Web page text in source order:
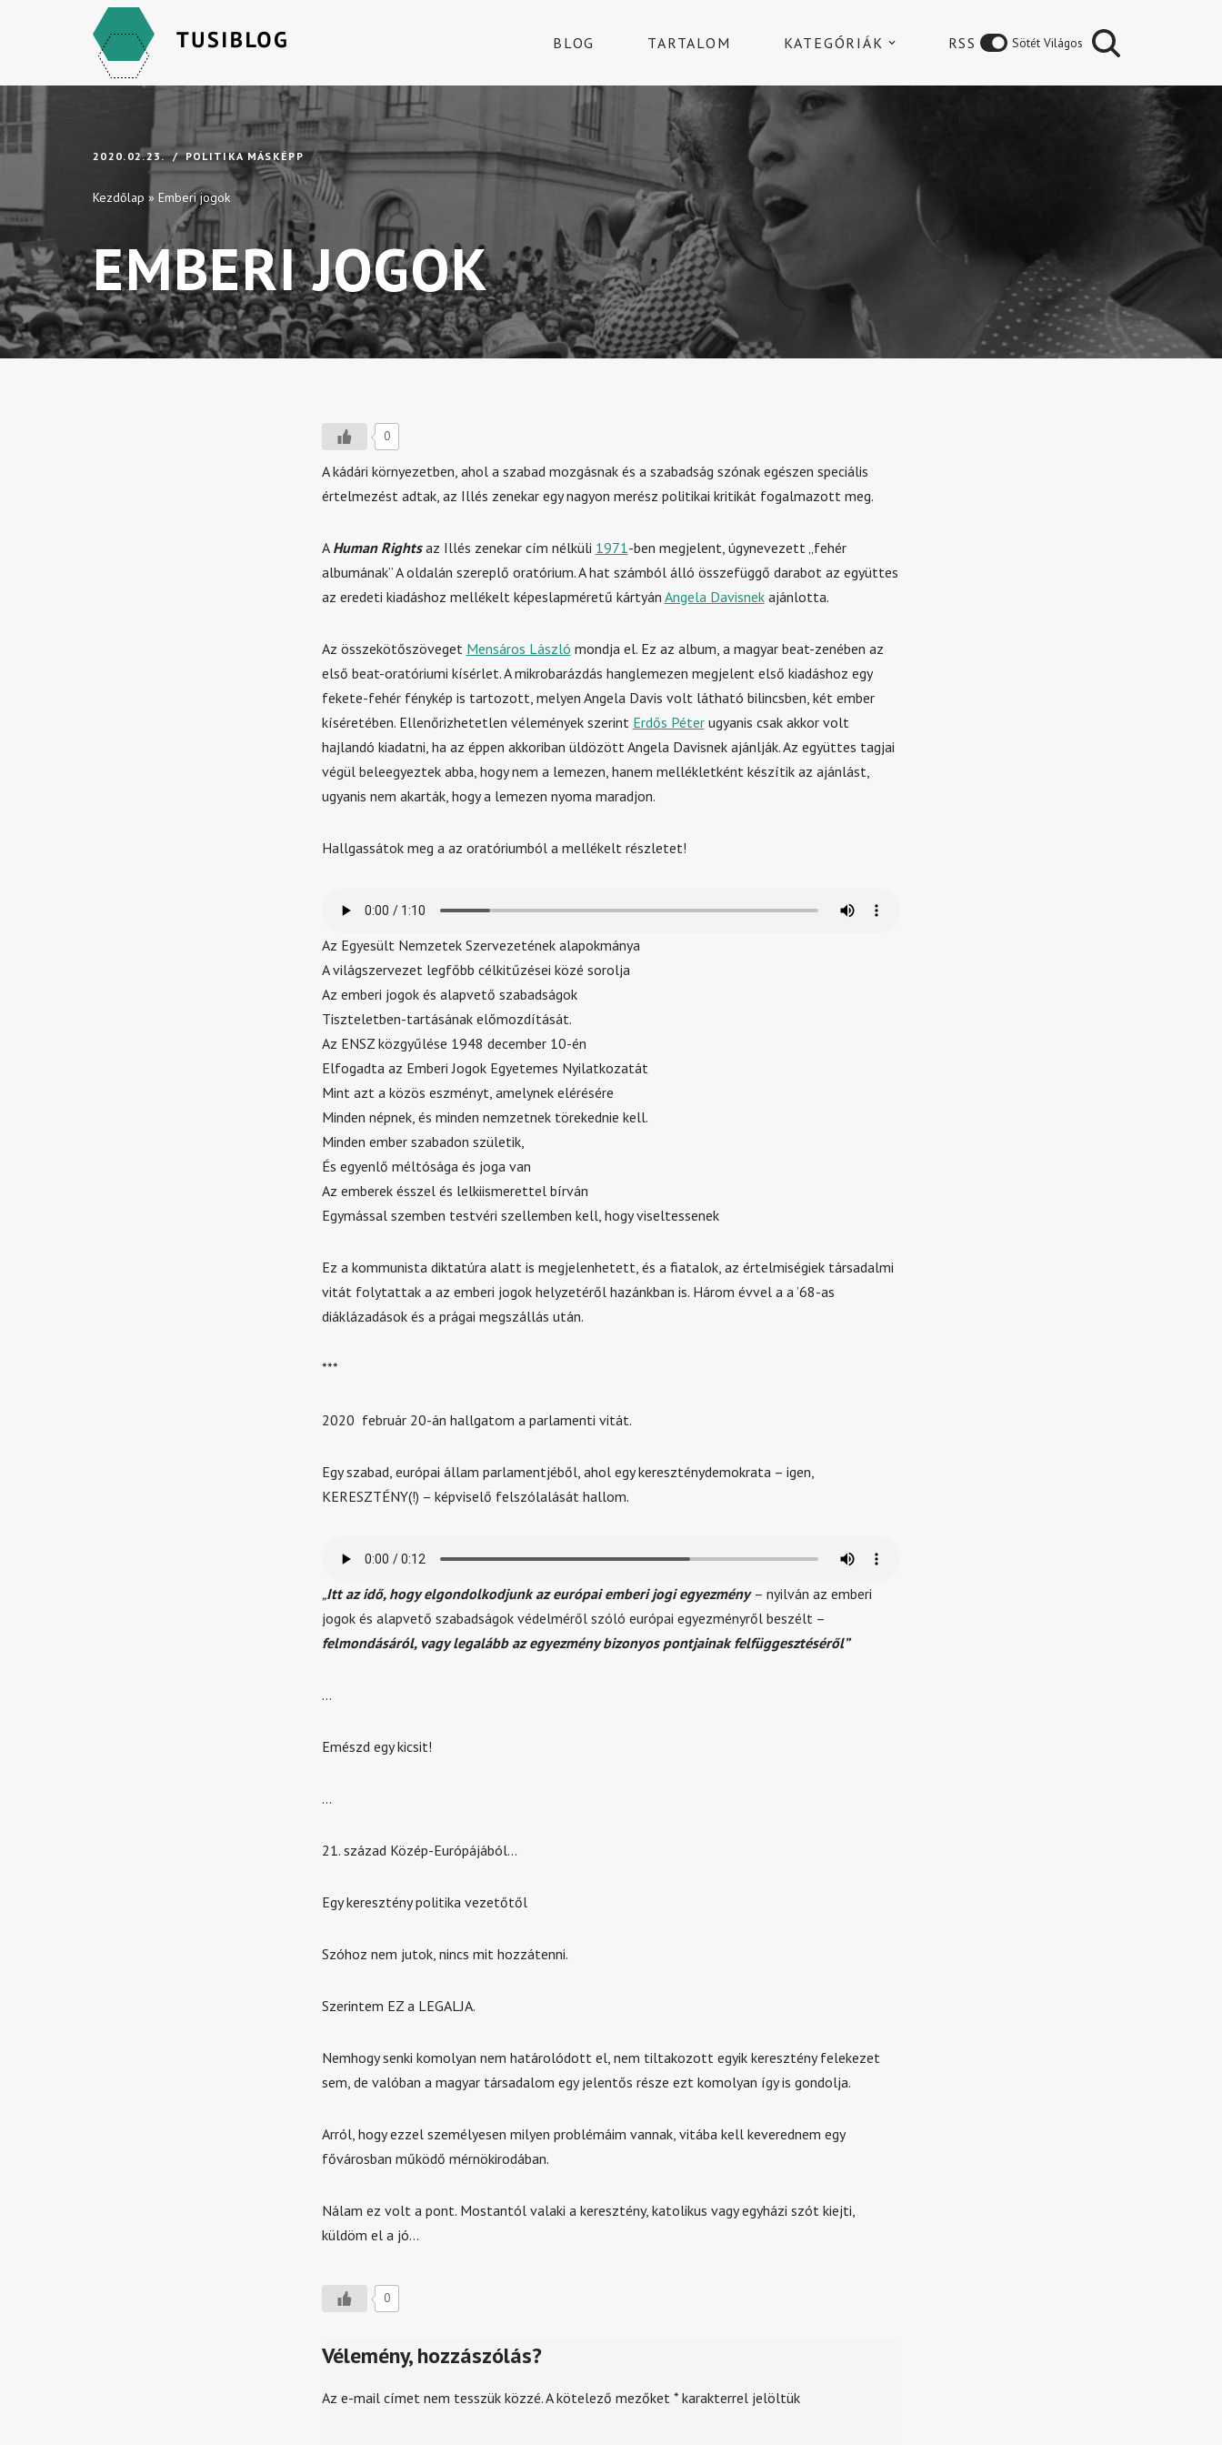
BLOG TARTALOM KATEGÓRIÁK RSS Sötét Világos
2020.02.23. POLITIKA MÁSKÉPP
Kezdőlap » Emberi jogok
EMBERI JOGOK
0
A kádári környezetben, ahol a szabad mozgásnak és a szabadság szónak egészen speciális
értelmezést adtak, az Illés zenekar egy nagyon merész politikai kritikát fogalmazott meg.
A Human Rightsaz Illés zenekar cím nélküli 1971-ben megjelent, úgynevezett „fehér
albumának” A oldalán szereplő oratórium. A hat számból álló összefüggő darabot az együttes
az eredeti kiadáshoz mellékelt képeslapméretű kártyán Angela Davisnekajánlotta.
Az összekötőszöveget Mensáros László mondja el. Ez az album, a magyar beat-zenében az
első beat-oratóriumi kísérlet. A mikrobarázdás hanglemezen megjelent első kiadáshoz egy
fekete-fehér fénykép is tartozott, melyen Angela Davis volt látható bilincsben, két ember
kíséretében. Ellenőrizhetetlen vélemények szerint Erdős Péterugyanis csak akkor volt
hajlandó kiadatni, ha az éppen akkoriban üldözött Angela Davisnek ajánlják. Az együttes tagjai
végül beleegyeztek abba, hogy nem a lemezen, hanem mellékletként készítik az ajánlást,
ugyanis nem akarták, hogy a lemezen nyoma maradjon.
Hallgassátok meg a az oratóriumból a mellékelt részletet!
Az Egyesült Nemzetek Szervezetének alapokmánya
A világszervezet legfőbb célkitűzései közé sorolja
Az emberi jogok és alapvető szabadságok
Tiszteletben-tartásának előmozdítását.
Az ENSZ közgyűlése 1948 december 10-én
Elfogadta az Emberi Jogok Egyetemes Nyilatkozatát
Mint azt a közös eszményt, amelynek elérésére
Minden népnek, és minden nemzetnek törekednie kell.
Minden ember szabadon születik,
És egyenlő méltósága és joga van
Az emberek ésszel és lelkiismerettel bírván
Egymással szemben testvéri szellemben kell, hogy viseltessenek
Ez a kommunista diktatúra alatt is megjelenhetett, és a fiatalok, az értelmiségiek társadalmi
vitát folytattak a az emberi jogok helyzetéről hazánkban is. Három évvel a a ’68-as
diáklázadások és a prágai megszállás után.
***
2020 február 20-án hallgatom a parlamenti vitát.
Egy szabad, európai állam parlamentjéből, ahol egy kereszténydemokrata – igen,
KERESZTÉNY(!) – képviselő felszólalását hallom.
„Itt az idő, hogy elgondolkodjunk az európai emberi jogi egyezmény – nyilván az emberi
jogok és alapvető szabadságok védelméről szóló európai egyezményről beszélt –
felmondásáról, vagy legalább az egyezmény bizonyos pontjainak felfüggesztéséről”
…
Emészd egy kicsit!
…
21. század Közép-Európájából…
Egy keresztény politika vezetőtől
Szóhoz nem jutok, nincs mit hozzátenni.
Szerintem EZ a LEGALJA.
Nemhogy senki komolyan nem határolódott el, nem tiltakozott egyik keresztény felekezet
sem, de valóban a magyar társadalom egy jelentős része ezt komolyan így is gondolja.
Arról, hogy ezzel személyesen milyen problémáim vannak, vitába kell keverednem egy
fővárosban működő mérnökirodában.
Nálam ez volt a pont. Mostantól valaki a keresztény, katolikus vagy egyházi szót kiejti,
küldöm el a jó…
0
Vélemény, hozzászólás?
Az e-mail címet nem tesszük közzé.A kötelező mezőket *karakterrel jelöltük